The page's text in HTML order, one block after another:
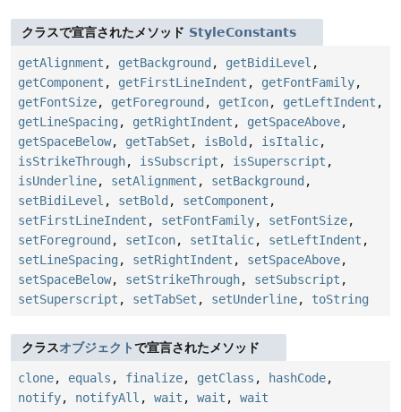
クラスで宣言されたメソッド StyleConstants
getAlignment , getBackground , getBidiLevel ,
getComponent , getFirstLineIndent , getFontFamily,
getFontSize, getForeground , getIcon, getLeftIndent ,
getLineSpacing , getRightIndent , getSpaceAbove,
getSpaceBelow, getTabSet , isBold , isItalic,
isStrikeThrough, isSubscript , isSuperscript ,
isUnderline, setAlignment , setBackground ,
setBidiLevel , setBold , setComponent ,
setFirstLineIndent , setFontFamily, setFontSize,
setForeground , setIcon, setItalic, setLeftIndent ,
setLineSpacing , setRightIndent , setSpaceAbove,
setSpaceBelow, setStrikeThrough, setSubscript ,
setSuperscript , setTabSet , setUnderline, toString
クラスオブジェクトで宣言されたメソッド
clone, equals , finalize, getClass , hashCode,
notify, notifyAll , wait , wait , wait